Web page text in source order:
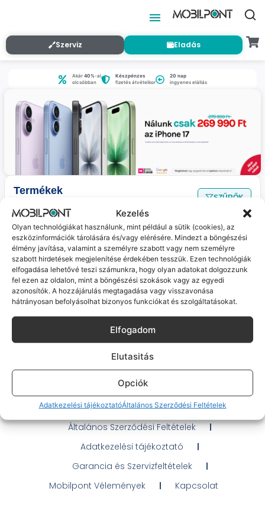
Kezelés
Olyan technológiákat használunk, mint például a sütik (cookies), az
eszközinformációk tárolására és/vagy elérésére. Mindezt a böngészési
élmény javítása, valamint a személyre szabott vagy nem személyre
szabott hirdetések megjelenítése érdekében tesszük. Ezen technológiák
elfogadása lehetővé teszi számunkra, hogy olyan adatokat dolgozzunk
fel ezen az oldalon, mint a böngészési szokások vagy az egyedi
azonosítók. A hozzájárulás megtagadása vagy visszavonása
hátrányosan befolyásolhat bizonyos funkciókat és szolgáltatásokat.
Elfogadom
Elutasitás
Opciók
Adatkezelési tájékoztatóÁltalános Szerződési Feltételek
Szerviz Eladás
Akár40%-al
olcsóbban
Készpénzes
fizetés átvételkor
20 nap
ingyenes elállás
Termékek
SZŰRŐK
Jelenleg nincs ilyen termékünk :(
Gyakran Ismételt Kérdések
Probléma jelentés / Elállás
OTP Áruhitel Tájékoztató
Klarna fizetési tájékoztató
Általános Szerződési Feltételek
Adatkezelési tájékoztató
Garancia és Szervizfeltételek
Mobilpont Vélemények
Kapcsolat